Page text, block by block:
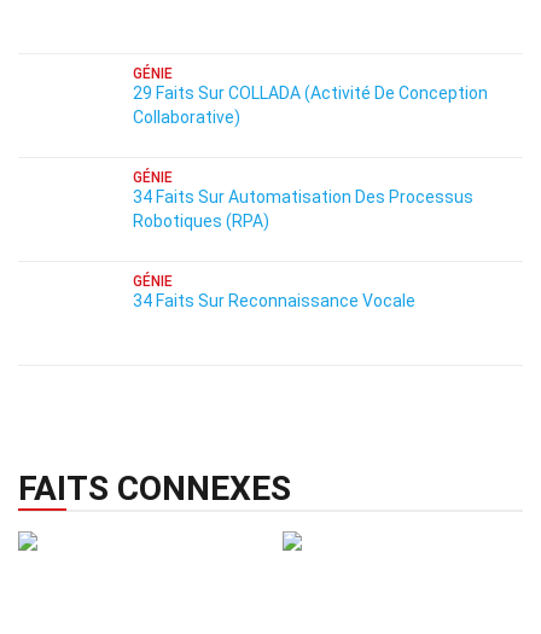
GÉNIE
29 Faits Sur COLLADA (Activité De Conception
Collaborative)
GÉNIE
34 Faits Sur Automatisation Des Processus
Robotiques (RPA)
GÉNIE
34 Faits Sur Reconnaissance Vocale
FAITS CONNEXES